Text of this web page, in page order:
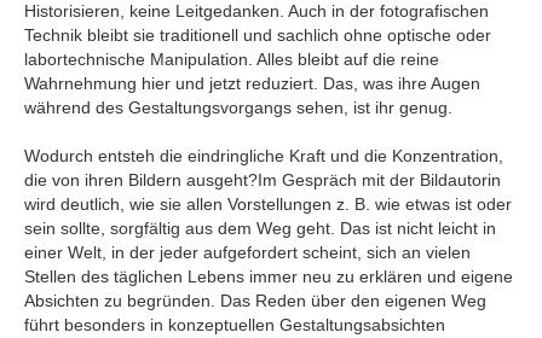
Historisieren, keine Leitgedanken. Auch in der fotografischen
Technik bleibt sie traditionell und sachlich ohne optische oder
labortechnische Manipulation. Alles bleibt auf die reine
Wahrnehmung hier und jetzt reduziert. Das, was ihre Augen
während des Gestaltungsvorgangs sehen, ist ihr genug.
Wodurch entsteh die eindringliche Kraft und die Konzentration,
die von ihren Bildern ausgeht?Im Gespräch mit der Bildautorin
wird deutlich, wie sie allen Vorstellungen z. B. wie etwas ist oder
sein sollte, sorgfältig aus dem Weg geht. Das ist nicht leicht in
einer Welt, in der jeder aufgefordert scheint, sich an vielen
Stellen des täglichen Lebens immer neu zu erklären und eigene
Absichten zu begründen. Das Reden über den eigenen Weg
führt besonders in konzeptuellen Gestaltungsabsichten